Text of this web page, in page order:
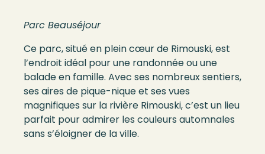
Parc Beauséjour
Ce parc, situé en plein cœur de Rimouski, est
l’endroit idéal pour une randonnée ou une
balade en famille. Avec ses nombreux sentiers,
ses aires de pique-nique et ses vues
magnifiques sur la rivière Rimouski, c’est un lieu
parfait pour admirer les couleurs automnales
sans s’éloigner de la ville.